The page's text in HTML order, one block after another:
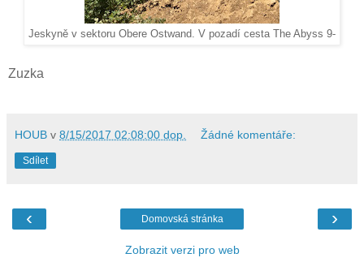
Jeskyně v sektoru Obere Ostwand. V pozadí cesta The Abyss 9-
Zuzka
HOUB v 8/15/2017 02:08:00 dop. Žádné komentáře:
Sdílet
‹ ›
Domovská stránka
Zobrazit verzi pro web